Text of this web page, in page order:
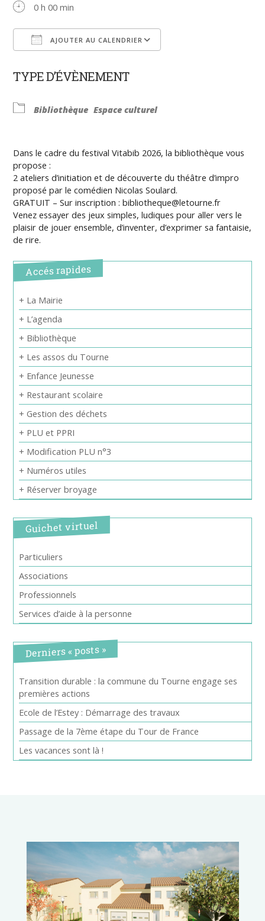
0 h 00 min
AJOUTER AU CALENDRIER
TYPE D’ÉVÈNEMENT
Bibliothèque Espace culturel
Dans le cadre du festival Vitabib 2026, la bibliothèque vous
propose :
2 ateliers d’initiation et de découverte du théâtre d’impro
proposé par le comédien Nicolas Soulard.
GRATUIT – Sur inscription : bibliotheque@letourne.fr
Venez essayer des jeux simples, ludiques pour aller vers le
plaisir de jouer ensemble, d’inventer, d’exprimer sa fantaisie,
de rire.
Accés rapides
+ La Mairie
+ L’agenda
+ Bibliothèque
+ Les assos du Tourne
+ Enfance Jeunesse
+ Restaurant scolaire
+ Gestion des déchets
+ PLU et PPRI
+ Modification PLU n°3
+ Numéros utiles
+ Réserver broyage
Guichet virtuel
Particuliers
Associations
Professionnels
Services d’aide à la personne
Derniers « posts »
Transition durable : la commune du Tourne engage ses
premières actions
Ecole de l’Estey : Démarrage des travaux
Passage de la 7ème étape du Tour de France
Les vacances sont là !